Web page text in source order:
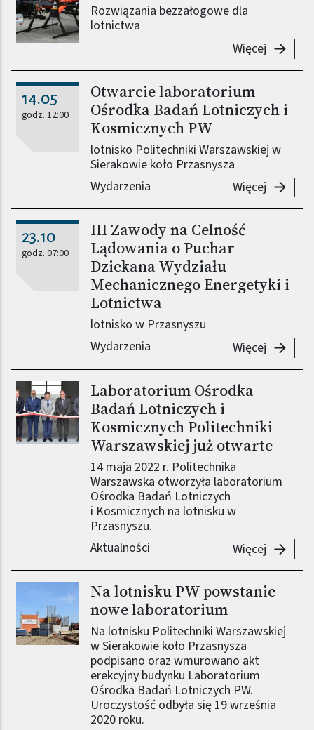
Rozwiązania bezzałogowe dla
lotnictwa
Więcej
14.05
godz. 12:00
Otwarcie laboratorium
Ośrodka Badań Lotniczych i
Kosmicznych PW
lotnisko Politechniki Warszawskiej w
Sierakowie koło Przasnysza
Wydarzenia
Więcej
23.10
godz. 07:00
III Zawody na Celność
Lądowania o Puchar
Dziekana Wydziału
Mechanicznego Energetyki i
Lotnictwa
lotnisko w Przasnyszu
Wydarzenia
Więcej III
Laboratorium Ośrodka
Badań Lotniczych i
Kosmicznych Politechniki
Warszawskiej już otwarte
14 maja 2022 r. Politechnika
Warszawska otworzyła laboratorium
Ośrodka Badań Lotniczych
i Kosmicznych na lotnisku w
Przasnyszu.
Aktualności
Więcej
Na lotnisku PW powstanie
nowe laboratorium
Na lotnisku Politechniki Warszawskiej
w Sierakowie koło Przasnysza
podpisano oraz wmurowano akt
erekcyjny budynku Laboratorium
Ośrodka Badań Lotniczych PW.
Uroczystość odbyła się 19 września
2020 roku.